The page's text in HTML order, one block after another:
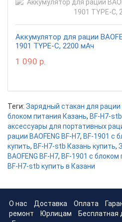
Аккумулятор для рации
1901 TYPE-C, 2200 мАч
1 090 р.
Теги: Зарядный стакан для рации
блоком питания Казань, BF-H7-
аксессуары для портативных
рации BAOFENG BF-H7, BF-1901 с
купить, BF-H7-stb Казань купить,
BAOFENG BF-H7, BF-1901 с блоком
BF-H7-stb купить в Казани
О нас Доставка Оплата
ремонт
Юрлицам
Бесплатная